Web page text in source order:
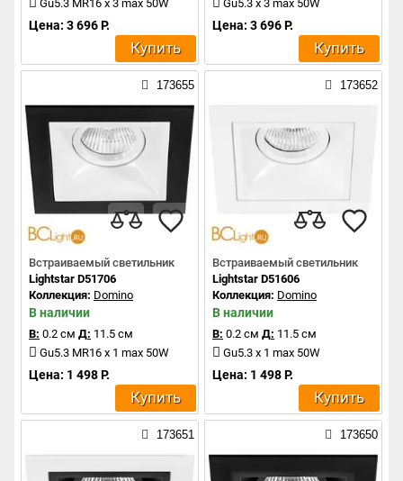
Gu5.3 MR16 x 3 max 50W
Цена: 3 696 Р.
Купить
Gu5.3 x 3 max 50W
Цена: 3 696 Р.
Купить
173655
Встраиваемый светильник
Lightstar D51706
Коллекция: Domino
В наличии
В: 0.2 см Д: 11.5 см
Gu5.3 MR16 x 1 max 50W
Цена: 1 498 Р.
Купить
173652
Встраиваемый светильник
Lightstar D51606
Коллекция: Domino
В наличии
В: 0.2 см Д: 11.5 см
Gu5.3 x 1 max 50W
Цена: 1 498 Р.
Купить
173651 173650